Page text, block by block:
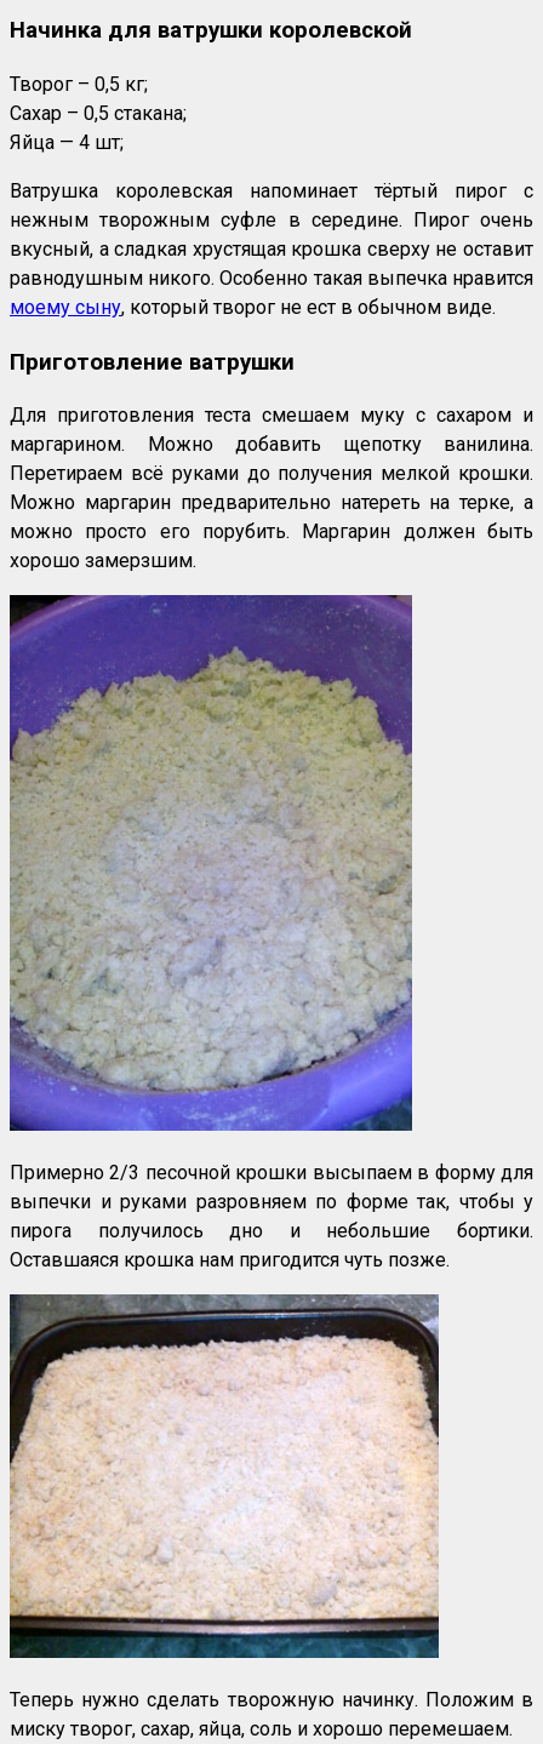
Начинка для ватрушки королевской
Творог – 0,5 кг;
Сахар – 0,5 стакана;
Яйца — 4 шт;
Ватрушка королевская напоминает тёртый пирог с
нежным творожным суфле в середине. Пирог очень
вкусный, а сладкая хрустящая крошка сверху не оставит
равнодушным никого. Особенно такая выпечка нравится
моему сыну, который творог не ест в обычном виде.
Приготовление ватрушки
Для приготовления теста смешаем муку с сахаром и
маргарином. Можно добавить щепотку ванилина.
Перетираем всё руками до получения мелкой крошки.
Можно маргарин предварительно натереть на терке, а
можно просто его порубить. Маргарин должен быть
хорошо замерзшим.
Примерно 2/3 песочной крошки высыпаем в форму для
выпечки и руками разровняем по форме так, чтобы у
пирога получилось дно и небольшие бортики.
Оставшаяся крошка нам пригодится чуть позже.
Теперь нужно сделать творожную начинку. Положим в
миску творог, сахар, яйца, соль и хорошо перемешаем.